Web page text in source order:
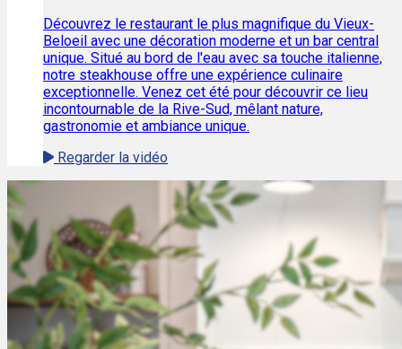
Découvrez le restaurant le plus magnifique du Vieux-
Beloeil avec une décoration moderne et un bar central
unique. Situé au bord de l'eau avec sa touche italienne,
notre steakhouse offre une expérience culinaire
exceptionnelle. Venez cet été pour découvrir ce lieu
incontournable de la Rive-Sud, mêlant nature,
gastronomie et ambiance unique.
Regarder la vidéo